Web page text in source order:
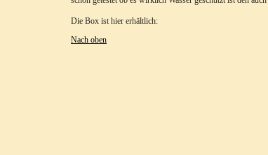
Die Box ist hier erhältlich:
Nach oben